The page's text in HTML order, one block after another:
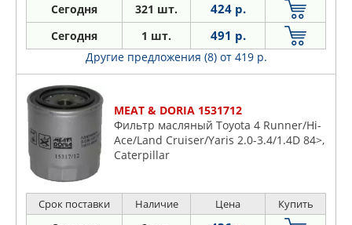
Сегодня 321 шт. 424 р.
Сегодня 1 шт. 491 р.
Другие предложения (8) от 419 р.
MEAT & DORIA 1531712
Фильтр масляный Toyota 4 Runner/Hi-
Ace/Land Cruiser/Yaris 2.0-3.4/1.4D 84>,
Caterpillar
Срок поставки Наличие Цена Купить